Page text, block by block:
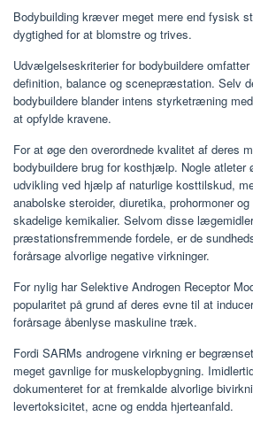
Bodybuilding kræver meget mere end fysisk
dygtighed for at blomstre og trives.
Udvælgelseskriterier for bodybuildere
definition, balance og scenepræstation. Selv
bodybuildere blander intens styrketræning
at opfylde kravene.
For at øge den overordnede kvalitet af deres
bodybuildere brug for kosthjælp. Nogle atleter
udvikling ved hjælp af naturlige kosttilskud,
anabolske steroider, diuretika, prohormoner
skadelige kemikalier. Selvom disse
præstationsfremmende fordele, er de
forårsage alvorlige negative virkninger.
For nylig har Selektive Androgen Receptor
popularitet på grund af deres evne til at
forårsage åbenlyse maskuline træk.
Fordi SARMs androgene virkning er
meget gavnlige for muskelopbygning.
dokumenteret for at fremkalde alvorlige
levertoksicitet, acne og endda hjerteanfald.